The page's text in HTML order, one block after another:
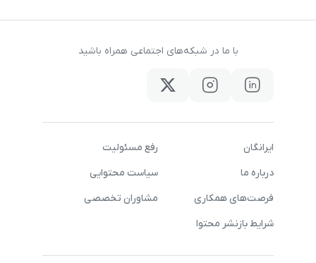
ایرانگان
درباره ما
فرصت‌های همکاری
شرایط بازنشر محتوا
رفع مسئولیت
سیاست محتوایی
مشاوران تخصصی
با ما در شبکه‌های اجتماعی همراه باشید